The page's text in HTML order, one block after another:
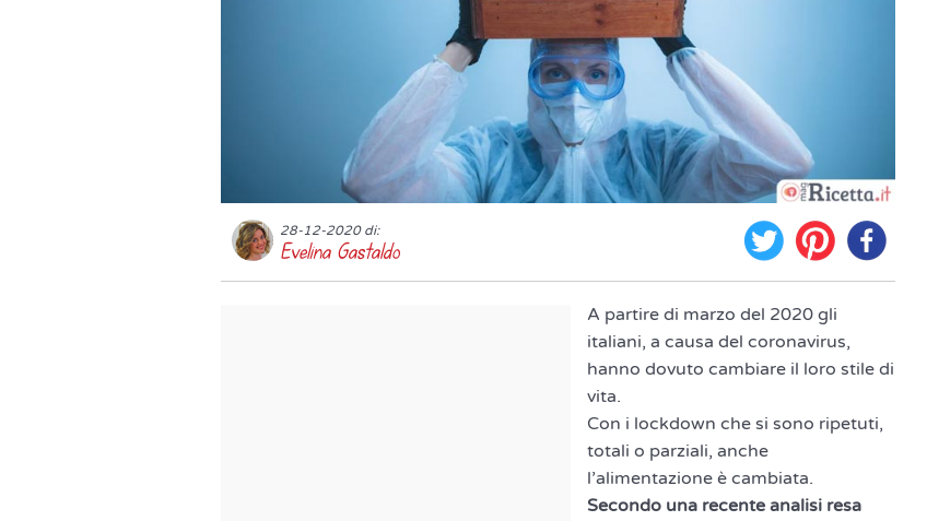
28-12-2020 di:
Evelina Gastaldo
A partire di marzo del 2020 gli
italiani, a causa del coronavirus,
hanno dovuto cambiare il loro stile di
vita.
Con i lockdown che si sono ripetuti,
totali o parziali, anche
l’alimentazione è cambiata.
Secondo una recente analisi resa